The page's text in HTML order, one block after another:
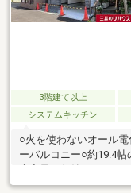
3階建て以上
システムキッチン
○火を使わないオール
ーバルコニー○約19.4帖
2分につき通学も安心○